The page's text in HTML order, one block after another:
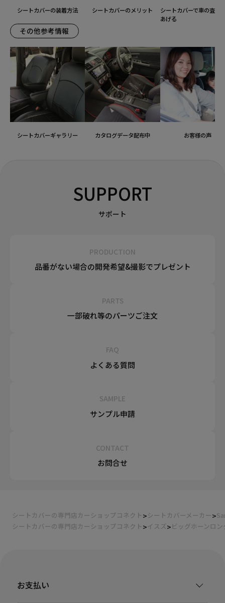
シートカバーの装着方法 シートカバーのメリット
シートカバーで車の査定
あげる
その他参考情報
シートカバーギャラリー カタログデータ配布中 お客様の声
SUPPORT
サポート
PRODUCTION
品番がない場合の開発希望&撮影でプレゼント
PARTS
一部破れ等のパーツご注文
FAQ
よくある質問
SAMPLE
サンプル申請
CONTACT
お問合せ
シートカバーの専門店カーショップコネクト シートカバーメーカー
シートカバーの専門店カーショップコネクト
イスズ ビッグホーンロン
お支払い